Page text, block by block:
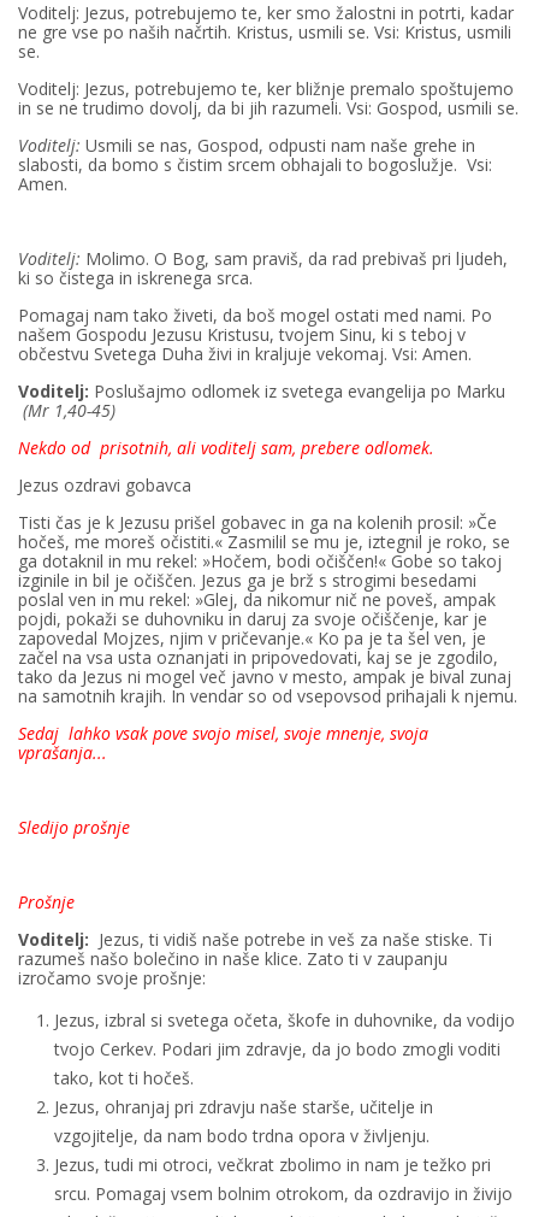
Voditelj: Jezus, potrebujemo te, ker smo žalostni in potrti, kadar
ne gre vse po naših načrtih. Kristus, usmili se. Vsi: Kristus, usmili
se.
Voditelj: Jezus, potrebujemo te, ker bližnje premalo spoštujemo
in se ne trudimo dovolj, da bi jih razumeli. Vsi: Gospod, usmili se.
Voditelj: Usmili se nas, Gospod, odpusti nam naše grehe in
slabosti, da bomo s čistim srcem obhajali to bogoslužje. Vsi:
Amen.
Voditelj: Molimo. O Bog, sam praviš, da rad prebivaš pri ljudeh,
ki so čistega in iskrenega srca.
Pomagaj nam tako živeti, da boš mogel ostati med nami. Po
našem Gospodu Jezusu Kristusu, tvojem Sinu, ki s teboj v
občestvu Svetega Duha živi in kraljuje vekomaj. Vsi: Amen.
Voditelj: Poslušajmo odlomek iz svetega evangelija po Marku
(Mr 1,40-45)
Nekdo od prisotnih, ali voditelj sam, prebere odlomek.
Jezus ozdravi gobavca
Tisti čas je k Jezusu prišel gobavec in ga na kolenih prosil: »Če
hočeš, me moreš očistiti.« Zasmilil se mu je, iztegnil je roko, se
ga dotaknil in mu rekel: »Hočem, bodi očiščen!« Gobe so takoj
izginile in bil je očiščen. Jezus ga je brž s strogimi besedami
poslal ven in mu rekel: »Glej, da nikomur nič ne poveš, ampak
pojdi, pokaži se duhovniku in daruj za svoje očiščenje, kar je
zapovedal Mojzes, njim v pričevanje.« Ko pa je ta šel ven, je
začel na vsa usta oznanjati in pripovedovati, kaj se je zgodilo,
tako da Jezus ni mogel več javno v mesto, ampak je bival zunaj
na samotnih krajih. In vendar so od vsepovsod prihajali k njemu.
Sedaj lahko vsak pove svojo misel, svoje mnenje, svoja
vprašanja...
Sledijo prošnje
Prošnje
Voditelj: Jezus, ti vidiš naše potrebe in veš za naše stiske. Ti
razumeš našo bolečino in naše klice. Zato ti v zaupanju
izročamo svoje prošnje:
Jezus, izbral si svetega očeta, škofe in duhovnike, da vodijo
tvojo Cerkev. Podari jim zdravje, da jo bodo zmogli voditi
tako, kot ti hočeš.
Jezus, ohranjaj pri zdravju naše starše, učitelje in
vzgojitelje, da nam bodo trdna opora v življenju.
Jezus, tudi mi otroci, večkrat zbolimo in nam je težko pri
srcu. Pomagaj vsem bolnim otrokom, da ozdravijo in živijo